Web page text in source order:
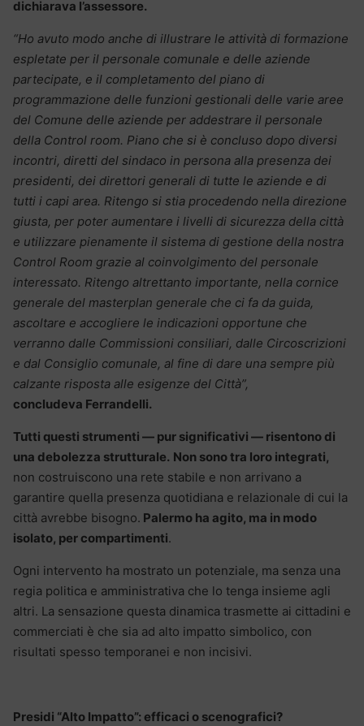
dichiarava l’assessore.
“Ho avuto modo anche di illustrare le attività di formazione
espletate per il personale comunale e delle aziende
partecipate, e il completamento del piano di
programmazione delle funzioni gestionali delle varie aree
del Comune delle aziende per addestrare il personale
della Control room. Piano che si è concluso dopo diversi
incontri, diretti del sindaco in persona alla presenza dei
presidenti, dei direttori generali di tutte le aziende e di
tutti i capi area. Ritengo si stia procedendo nella direzione
giusta, per poter aumentare i livelli di sicurezza della città
e utilizzare pienamente il sistema di gestione della nostra
Control Room grazie al coinvolgimento del personale
interessato. Ritengo altrettanto importante, nella cornice
generale del masterplan generale che ci fa da guida,
ascoltare e accogliere le indicazioni opportune che
verranno dalle Commissioni consiliari, dalle Circoscrizioni
e dal Consiglio comunale, al fine di dare una sempre più
calzante risposta alle esigenze del Città”,
concludeva Ferrandelli.
Tutti questi strumenti — pur significativi — risentono di
una debolezza strutturale. Non sono tra loro integrati,
non costruiscono una rete stabile e non arrivano a
garantire quella presenza quotidiana e relazionale di cui la
città avrebbe bisogno. Palermo ha agito, ma in modo
isolato, per compartimenti.
Ogni intervento ha mostrato un potenziale, ma senza una
regia politica e amministrativa che lo tenga insieme agli
altri. La sensazione questa dinamica trasmette ai cittadini e
commerciati è che sia ad alto impatto simbolico, con
risultati spesso temporanei e non incisivi.
Presidi “Alto Impatto”: efficaci o scenografici?